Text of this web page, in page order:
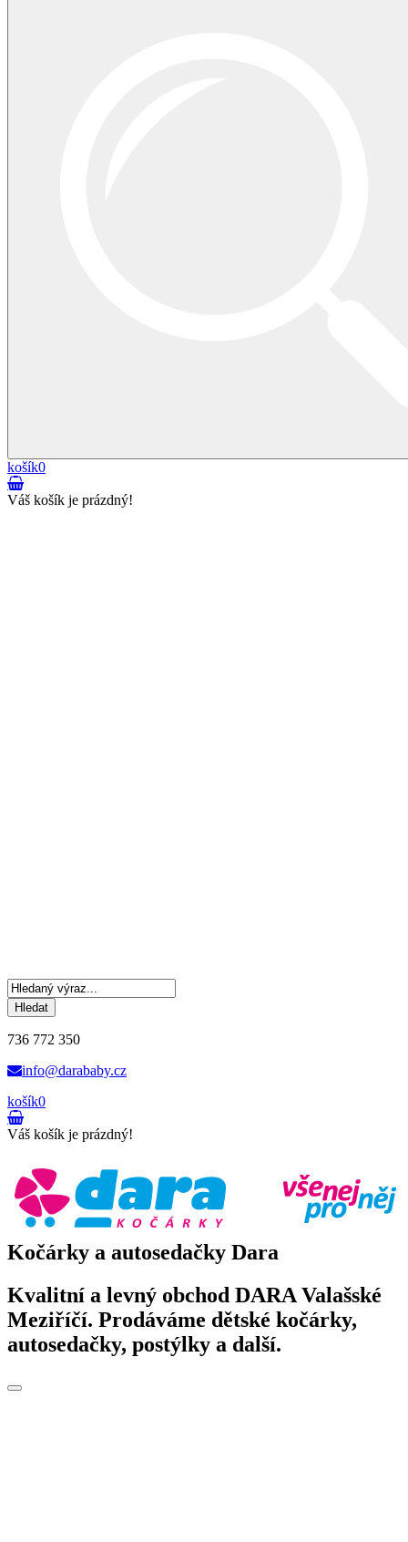
košík0
Váš košík je prázdný!
Hledat
736 772 350
info@darababy.cz
košík0
Váš košík je prázdný!
Kočárky a autosedačky Dara
Kvalitní a levný obchod DARA Valašské
Meziříčí. Prodáváme dětské kočárky,
autosedačky, postýlky a další.
Toggle